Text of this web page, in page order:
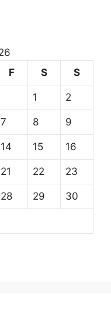
F S S
1 2
7 8 9
14 15 16
21 22 23
28 29 30